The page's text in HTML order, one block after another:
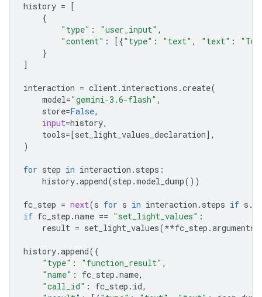
history =
[
{
"type" : "user_input" ,
"content" : [{"type" : "text" , "text" :
}
]
interaction = client. interactions .create(
model="gemini-3.6-flash" ,
store=False,
input=history,
tools= [set_light_values_declaration],
)
for step in interaction . steps :
history.append(step .model_dump())
fc_step = next(s for s in interaction . steps if s .
if fc_step .name == "set_light_values" :
result = set_light_values(**fc_step .arguments
history.append({
"type" : "function_result" ,
"name" : fc_step .name,
"call_id" : fc_step . id,